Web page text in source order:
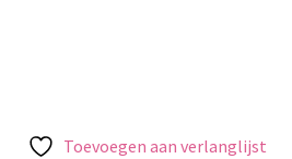
Toevoegen aan verlanglijst